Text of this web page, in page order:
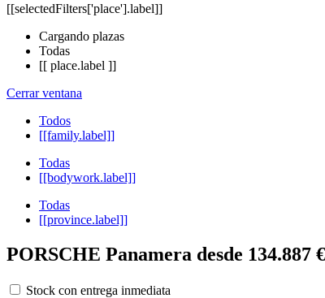
[[selectedFilters['place'].label]]
Cargando plazas
Todas
[[ place.label ]]
Cerrar ventana
Todos
[[family.label]]
Todas
[[bodywork.label]]
Todas
[[province.label]]
PORSCHE Panamera desde 134.887
Stock con entrega inmediata